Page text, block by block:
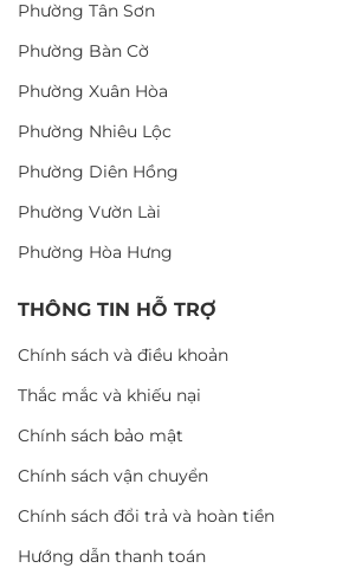
Phường Tân Sơn
Phường Bàn Cờ
Phường Xuân Hòa
Phường Nhiêu Lộc
Phường Diên Hồng
Phường Vườn Lài
Phường Hòa Hưng
THÔNG TIN HỖ TRỢ
Chính sách và điều khoản
Thắc mắc và khiếu nại
Chính sách bảo mật
Chính sách vận chuyển
Chính sách đổi trả và hoàn tiền
Hướng dẫn thanh toán